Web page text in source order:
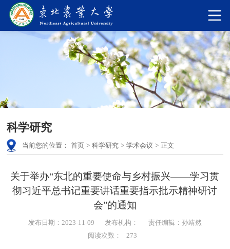
科学研究
当前您的位置： 首页 > 科学研究 > 学术会议 > 正文
关于举办“东北的重要使命与乡村振兴——学习贯
彻习近平总书记重要讲话重要指示批示精神研讨
会”的通知
发布日期：2023-11-09 发布机构：
责任编辑：孙靖然
阅读次数：
273